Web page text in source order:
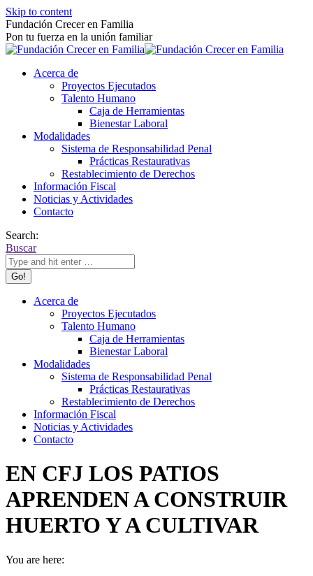
Skip to content
Fundación Crecer en Familia
Pon tu fuerza en la unión familiar
Acerca de
Proyectos Ejecutados
Talento Humano
Caja de Herramientas
Bienestar Laboral
Modalidades
Sistema de Responsabilidad Penal
Prácticas Restaurativas
Restablecimiento de Derechos
Información Fiscal
Noticias y Actividades
Contacto
Search:
Buscar
Acerca de
Proyectos Ejecutados
Talento Humano
Caja de Herramientas
Bienestar Laboral
Modalidades
Sistema de Responsabilidad Penal
Prácticas Restaurativas
Restablecimiento de Derechos
Información Fiscal
Noticias y Actividades
Contacto
EN CFJ LOS PATIOS
APRENDEN A CONSTRUIR
HUERTO Y A CULTIVAR
You are here: